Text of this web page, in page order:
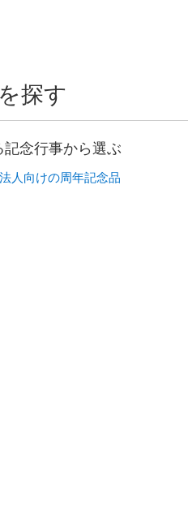
探す
記念行事から選ぶ
人向けの周年記念品